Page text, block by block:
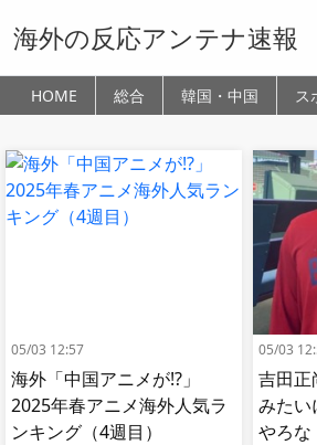
海外の反応アンテナ速報
HOME 総合 韓国・中国 ス
05/03 12:57
海外「中国アニメが!?」
2025年春アニメ海外人気ラ
ンキング（4週目）
05/03
吉田正
みたい
やろな